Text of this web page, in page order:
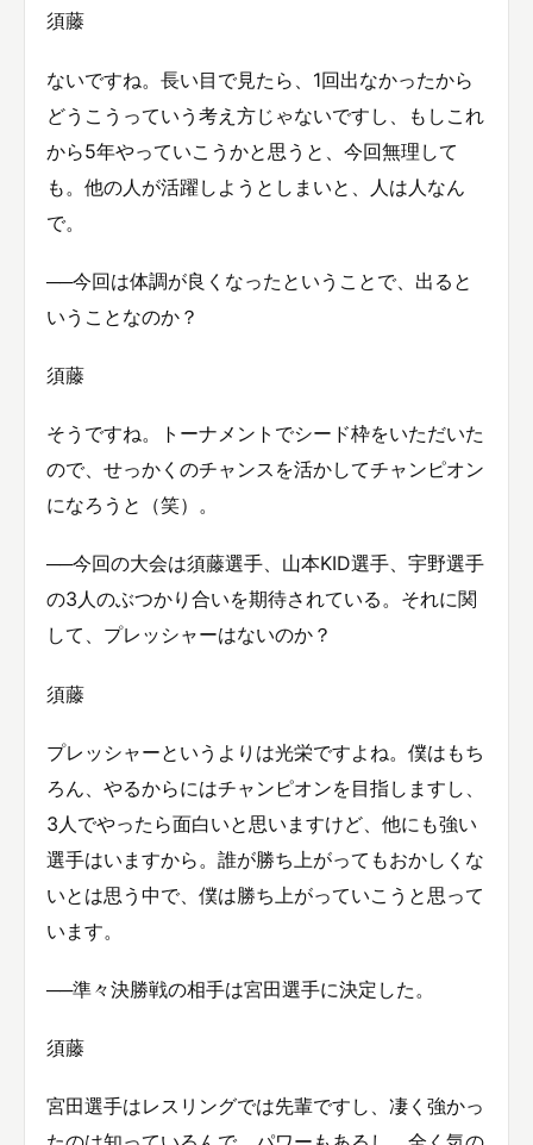
須藤
ないですね。長い目で見たら、1回出なかったから
どうこうっていう考え方じゃないですし、もしこれ
から5年やっていこうかと思うと、今回無理して
も。他の人が活躍しようとしまいと、人は人なん
で。
──今回は体調が良くなったということで、出ると
いうことなのか？
須藤
そうですね。トーナメントでシード枠をいただいた
ので、せっかくのチャンスを活かしてチャンピオン
になろうと（笑）。
──今回の大会は須藤選手、山本KID選手、宇野選手
の3人のぶつかり合いを期待されている。それに関
して、プレッシャーはないのか？
須藤
プレッシャーというよりは光栄ですよね。僕はもち
ろん、やるからにはチャンピオンを目指しますし、
3人でやったら面白いと思いますけど、他にも強い
選手はいますから。誰が勝ち上がってもおかしくな
いとは思う中で、僕は勝ち上がっていこうと思って
います。
──準々決勝戦の相手は宮田選手に決定した。
須藤
宮田選手はレスリングでは先輩ですし、凄く強かっ